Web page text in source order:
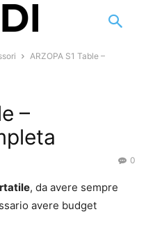
ARZOPA S1 Table –
–
0
, da avere sempre
avere budget